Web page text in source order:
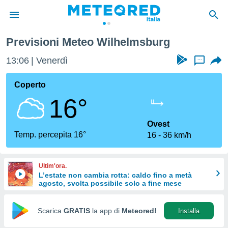
di
per
le
di
Web
Previsioni Meteo Wilhelmsburg
13:06 Venerdì ...
Coperto
16°
Temp. percepita 16°
Ovest
16
36 km/h
Ultim'ora.
L’estate non cambia rotta: caldo fino a metà
agosto, svolta possibile solo a fine mese
Scarica GRATIS la app di Meteored! Installa